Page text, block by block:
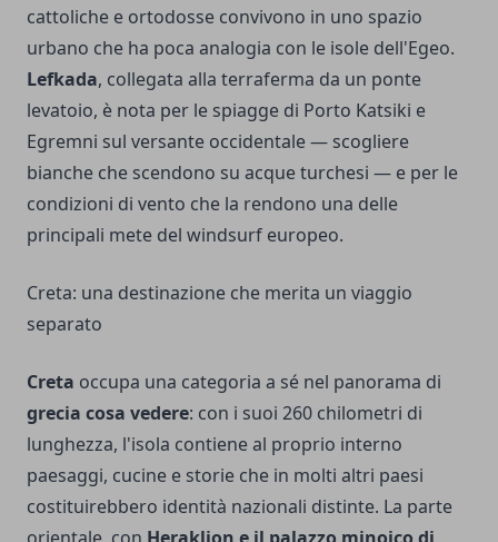
cattoliche e ortodosse convivono in uno spazio
urbano che ha poca analogia con le isole dell'Egeo.
Lefkada, collegata alla terraferma da un ponte
levatoio, è nota per le spiagge di Porto Katsiki e
Egremni sul versante occidentale — scogliere
bianche che scendono su acque turchesi — e per le
condizioni di vento che la rendono una delle
principali mete del windsurf europeo.
Creta: una destinazione che merita un viaggio
separato
Creta occupa una categoria a sé nel panorama di
grecia cosa vedere: con i suoi 260 chilometri di
lunghezza, l'isola contiene al proprio interno
paesaggi, cucine e storie che in molti altri paesi
costituirebbero identità nazionali distinte. La parte